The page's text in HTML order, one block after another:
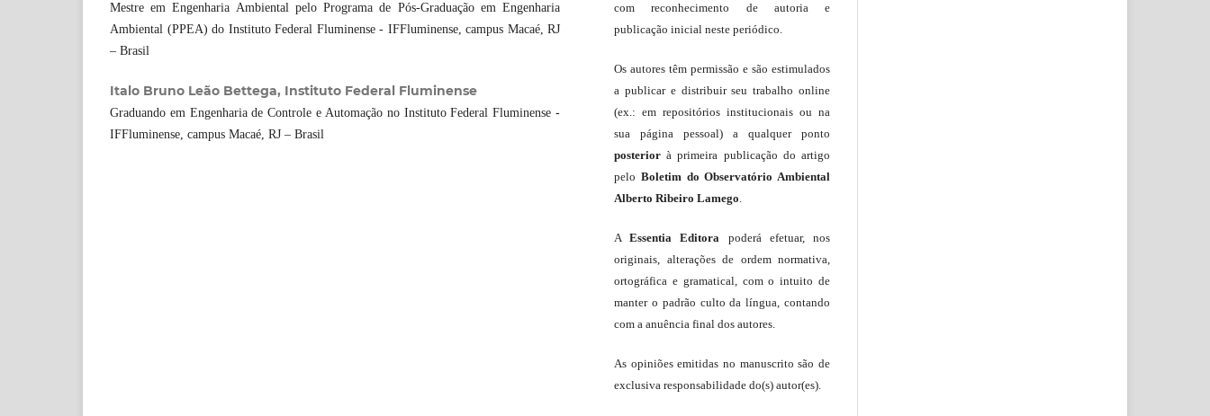
Mestre em Engenharia Ambiental pelo Programa de Pós-Graduação em Engenharia
Ambiental (PPEA) do Instituto Federal Fluminense - IFFluminense, campus Macaé, RJ
– Brasil
Italo Bruno Leão Bettega, Instituto Federal Fluminense
Graduando em Engenharia de Controle e Automação no Instituto Federal Fluminense -
IFFluminense, campus Macaé, RJ – Brasil
com reconhecimento de autoria e
publicação inicial neste periódico.
Os autores têm permissão e são estimulados
a publicar e distribuir seu trabalho online
(ex.: em repositórios institucionais ou na
sua página pessoal) a qualquer ponto
posterior à primeira publicação do artigo
pelo Boletim do Observatório Ambiental
Alberto Ribeiro Lamego.
AEssentia Editora poderá efetuar, nos
originais, alterações de ordem normativa,
ortográfica e gramatical, com o intuito de
manter o padrão culto da língua, contando
com a anuência final dos autores.
As opiniões emitidas no manuscrito são de
exclusiva responsabilidade do(s) autor(es).